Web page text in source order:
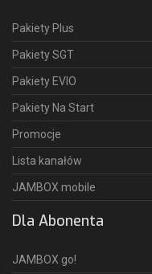
Pakiety Plus
Pakiety SGT
Pakiety EVIO
Pakiety Na Start
Promocje
Lista kanałów
JAMBOX mobile
Dla Abonenta
JAMBOX go!